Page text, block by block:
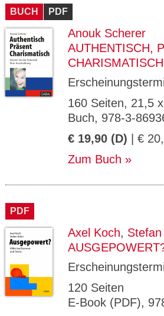
BUCH PDF
Anouk Scherer
AUTHENTISCH,
CHARISMATISCH
160 Seiten, 21,5
Buch, 978-3-
€ 19,90 (D) | €
Zum Buch
PDF
Axel Koch,
120 Seiten
E-Book (PDF),